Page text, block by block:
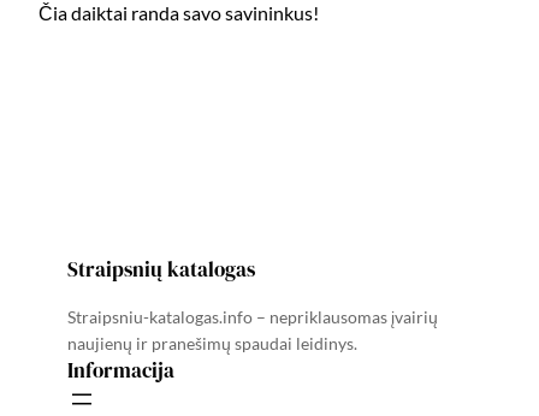
Čia daiktai randa savo savininkus!
Straipsnių katalogas
Straipsniu-katalogas.info – nepriklausomas įvairių
naujienų ir pranešimų spaudai leidinys.
Informacija